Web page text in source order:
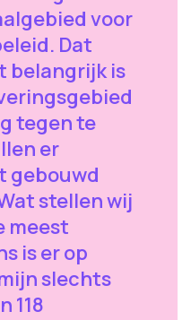
voor
Dat
belangrijk is
tegen te
er
gebouwd
stellen wij
meest
is er op
slechts
118